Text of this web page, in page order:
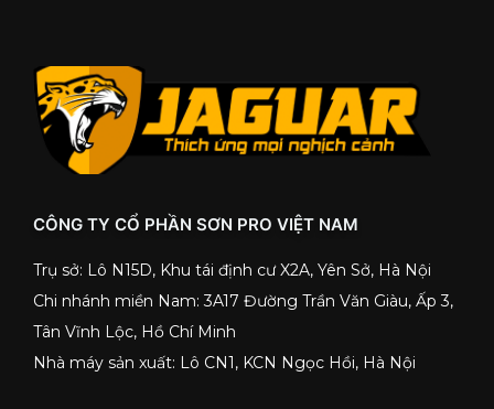
CÔNG TY CỔ PHẦN SƠN PRO VIỆT NAM
Trụ sở: Lô N15D, Khu tái định cư X2A, Yên Sở, Hà Nội
Chi nhánh miền Nam: 3A17 Đường Trần Văn Giàu, Ấp 3,
Tân Vĩnh Lộc, Hồ Chí Minh
Nhà máy sản xuất: Lô CN1, KCN Ngọc Hồi, Hà Nội